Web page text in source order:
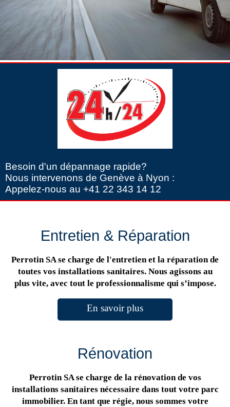
Besoin d'un dépannage rapide?
Nous intervenons de Genève à Nyon :
Appelez-nous au +41 22 343 14 12
Entretien & Réparation
Perrotin SA se charge de l'entretien et la réparation de
toutes vos installations sanitaires. Nous agissons au
plus vite, avec tout le professionnalisme qui s’impose.
En savoir plus
Rénovation
Perrotin SA se charge de la rénovation de vos
installations sanitaires nécessaire dans tout votre parc
immobilier. En tant que régie, nous sommes votre